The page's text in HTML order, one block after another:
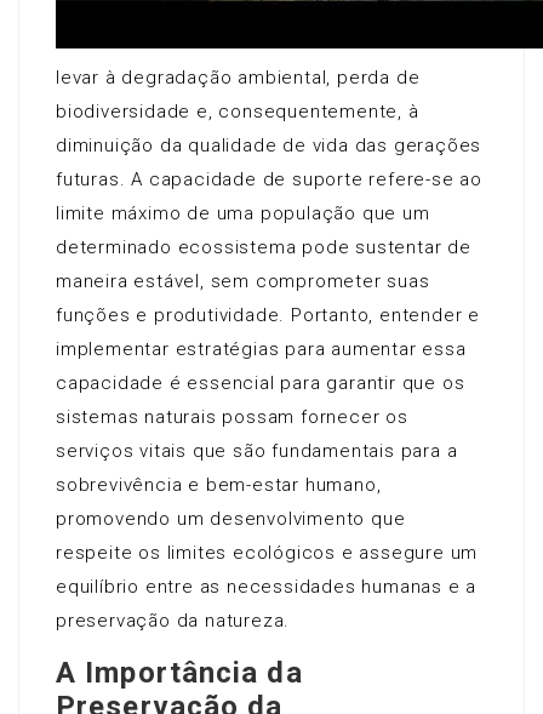
levar à degradação ambiental, perda de
biodiversidade e, consequentemente, à
diminuição da qualidade de vida das gerações
futuras. A capacidade de suporte refere-se ao
limite máximo de uma população que um
determinado ecossistema pode sustentar de
maneira estável, sem comprometer suas
funções e produtividade. Portanto, entender e
implementar estratégias para aumentar essa
capacidade é essencial para garantir que os
sistemas naturais possam fornecer os
serviços vitais que são fundamentais para a
sobrevivência e bem-estar humano,
promovendo um desenvolvimento que
respeite os limites ecológicos e assegure um
equilíbrio entre as necessidades humanas e a
preservação da natureza.
A Importância da
Preservação da